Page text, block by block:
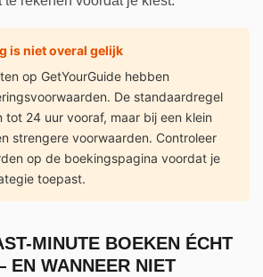
is niet overal gelijk
op GetYourGuide hebben
De standaardregel
tot 24 uur vooraf, maar bij een klein
strengere voorwaarden. Controleer
op de boekingspagina voordat je
toepast.
MINUTE BOEKEN ÉCHT
WANNEER NIET